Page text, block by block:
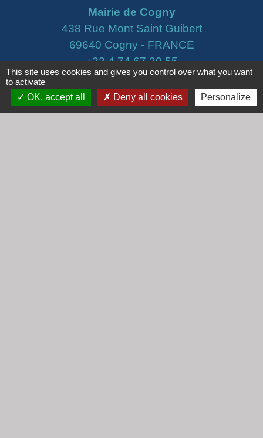
Mairie de Cogny
438 Rue Mont Saint Guibert
69640 Cogny - FRANCE
+33 4 74 67 30 55
Horaires
This site uses cookies and gives you control over what you want
to activate
OK, accept all
Deny all cookies Personalize